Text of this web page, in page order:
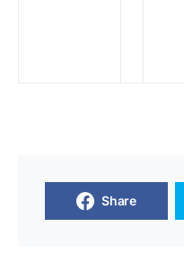
Share